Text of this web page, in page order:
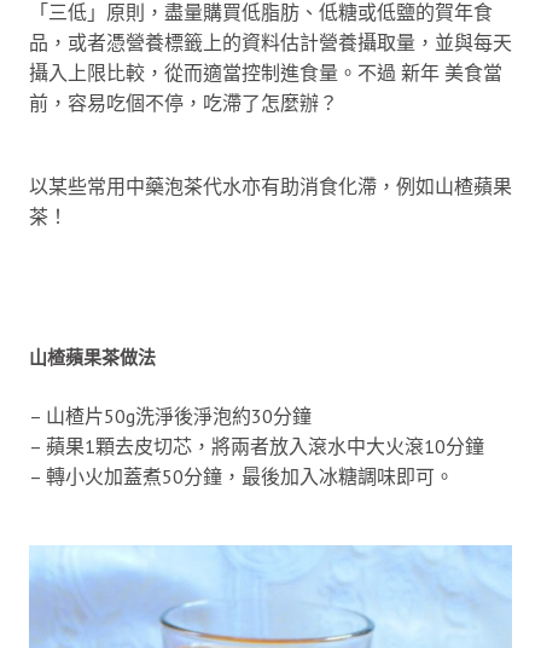
「三低」原則，盡量購買低脂肪、低糖或低鹽的賀年食
品，或者憑營養標籤上的資料估計營養攝取量，並與每天
攝入上限比較，從而適當控制進食量。不過 新年 美食當
前，容易吃個不停，吃滯了怎麼辦？
以某些常用中藥泡茶代水亦有助消食化滯，例如山楂蘋果
茶！
山楂蘋果茶做法
– 山楂片50g洗淨後淨泡約30分鐘
– 蘋果1顆去皮切芯，將兩者放入滾水中大火滾10分鐘
– 轉小火加蓋煮50分鐘，最後加入冰糖調味即可。